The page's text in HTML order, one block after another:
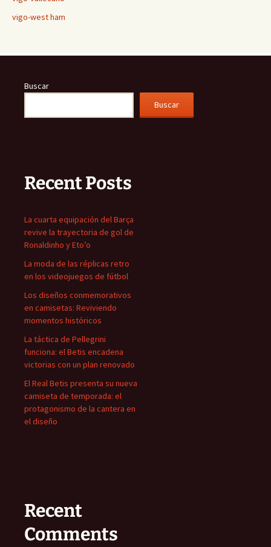
vigo-west ham
Buscar
Buscar
Recent Posts
La cuarta equipación del Barça
revive la trayectoria de gol de
Ronaldinho y Eto’o
La moda de las réplicas retro
en los videojuegos de fútbol
Los diseños conmemorativos
en camisetas: Reviviendo
momentos históricos
La táctica de Pellegrini
funciona: el Betis encadena
victorias con un plan renovado
El Real Betis presenta su nueva
camiseta de temporada: el
protagonismo de la cantera en
el diseño
Recent
Comments